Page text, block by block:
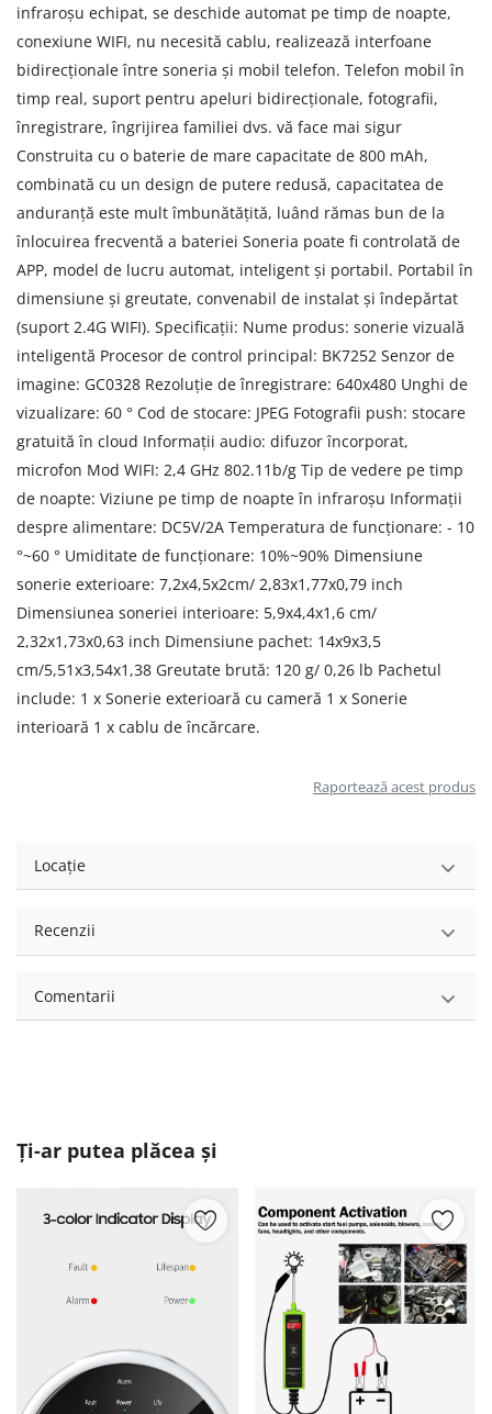
infraroșu echipat, se deschide automat pe timp de noapte,
conexiune WIFI, nu necesită cablu, realizează interfoane
bidirecționale între soneria și mobil telefon. Telefon mobil în
timp real, suport pentru apeluri bidirecționale, fotografii,
înregistrare, îngrijirea familiei dvs. vă face mai sigur
Construita cu o baterie de mare capacitate de 800 mAh,
combinată cu un design de putere redusă, capacitatea de
anduranță este mult îmbunătățită, luând rămas bun de la
înlocuirea frecventă a bateriei Soneria poate fi controlată de
APP, model de lucru automat, inteligent și portabil. Portabil în
dimensiune și greutate, convenabil de instalat și îndepărtat
(suport 2.4G WIFI). Specificații: Nume produs: sonerie vizuală
inteligentă Procesor de control principal: BK7252 Senzor de
imagine: GC0328 Rezoluție de înregistrare: 640x480 Unghi de
vizualizare: 60 ° Cod de stocare: JPEG Fotografii push: stocare
gratuită în cloud Informații audio: difuzor încorporat,
microfon Mod WIFI: 2,4 GHz 802.11b/g Tip de vedere pe timp
de noapte: Viziune pe timp de noapte în infraroșu Informații
despre alimentare: DC5V/2A Temperatura de funcționare: - 10
°~60 ° Umiditate de funcționare: 10%~90% Dimensiune
sonerie exterioare: 7,2x4,5x2cm/ 2,83x1,77x0,79 inch
Dimensiunea soneriei interioare: 5,9x4,4x1,6 cm/
2,32x1,73x0,63 inch Dimensiune pachet: 14x9x3,5
cm/5,51x3,54x1,38 Greutate brută: 120 g/ 0,26 lb Pachetul
include: 1 x Sonerie exterioară cu cameră 1 x Sonerie
interioară 1 x cablu de încărcare.
Raportează acest produs
Locație
Recenzii
Comentarii
Ți-ar putea plăcea și